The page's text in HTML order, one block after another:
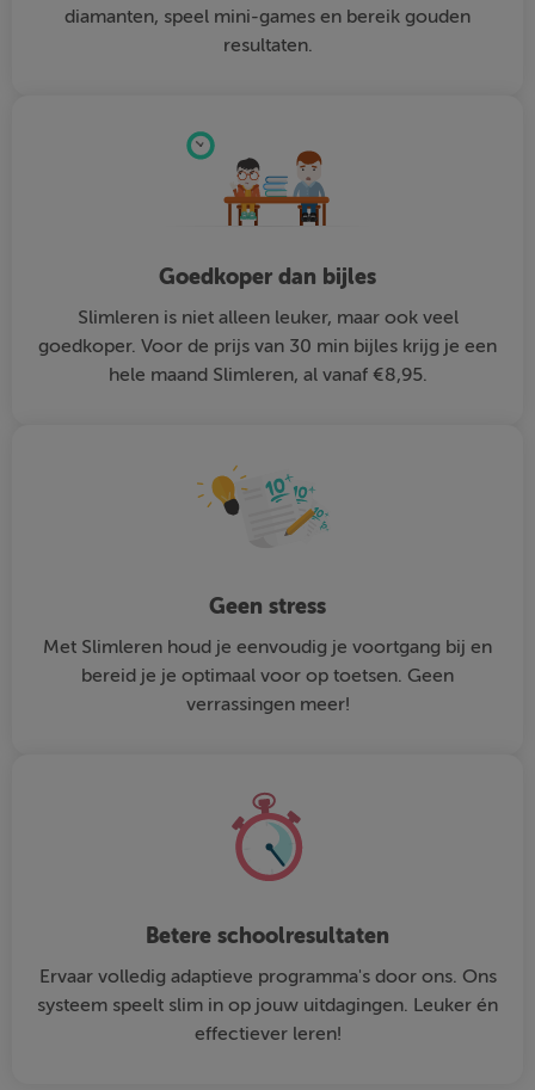
diamanten, speel mini-games en bereik gouden
resultaten.
Goedkoper dan bijles
Slimleren is niet alleen leuker, maar ook veel
goedkoper. Voor de prijs van 30 min bijles krijg je een
hele maand Slimleren, al vanaf €8,95.
Geen stress
Met Slimleren houd je eenvoudig je voortgang bij en
bereid je je optimaal voor op toetsen. Geen
verrassingen meer!
Betere schoolresultaten
Ervaar volledig adaptieve programma's door ons. Ons
systeem speelt slim in op jouw uitdagingen. Leuker én
effectiever leren!